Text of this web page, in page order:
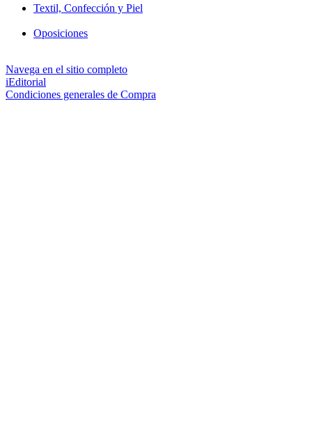
Textil, Confección y Piel
Oposiciones
Navega en el sitio completo
iEditorial
Condiciones generales de Compra